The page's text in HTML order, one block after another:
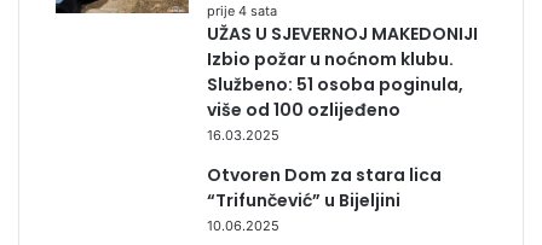
prije 4 sata
UŽAS U SJEVERNOJ MAKEDONIJI
Izbio požar u noćnom klubu.
Službeno: 51 osoba poginula,
više od 100 ozlijeđeno
16.03.2025
Otvoren Dom za stara lica
“Trifunčević” u Bijeljini
10.06.2025